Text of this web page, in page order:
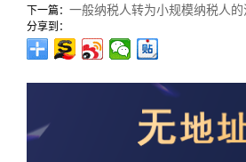
下一篇： 一般纳税人转为小规模纳税人的
分享到：